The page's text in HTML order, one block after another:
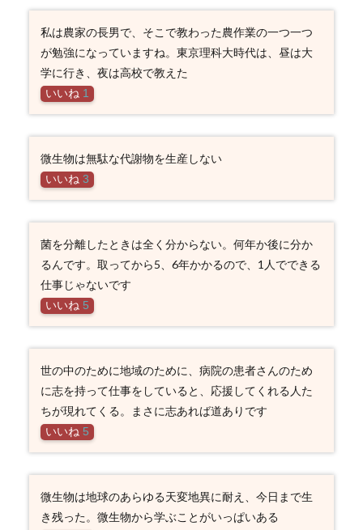
私は農家の長男で、そこで教わった農作業の一つ一つ
が勉強になっていますね。東京理科大時代は、昼は大
学に行き、夜は高校で教えた
いいね 1
微生物は無駄な代謝物を生産しない
いいね 3
菌を分離したときは全く分からない。何年か後に分か
るんです。取ってから5、6年かかるので、1人でできる
仕事じゃないです
いいね 5
世の中のために地域のために、病院の患者さんのため
に志を持って仕事をしていると、応援してくれる人た
ちが現れてくる。まさに志あれば道ありです
いいね 5
微生物は地球のあらゆる天変地異に耐え、今日まで生
き残った。微生物から学ぶことがいっぱいある